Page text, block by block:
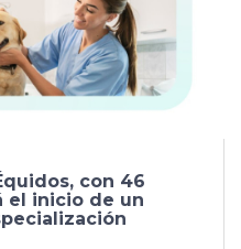
con 46
el inicio de un